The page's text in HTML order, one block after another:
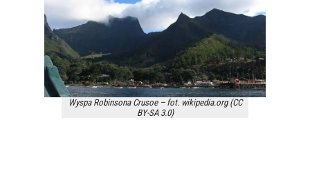
Wyspa Robinsona Crusoe – fot. wikipedia.org (CC
BY-SA 3.0)